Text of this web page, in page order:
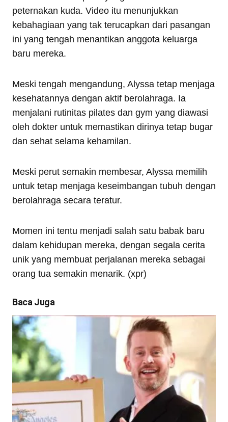
peternakan kuda. Video itu menunjukkan
kebahagiaan yang tak terucapkan dari pasangan
ini yang tengah menantikan anggota keluarga
baru mereka.
Meski tengah mengandung, Alyssa tetap menjaga
kesehatannya dengan aktif berolahraga. Ia
menjalani rutinitas pilates dan gym yang diawasi
oleh dokter untuk memastikan dirinya tetap bugar
dan sehat selama kehamilan.
Meski perut semakin membesar, Alyssa memilih
untuk tetap menjaga keseimbangan tubuh dengan
berolahraga secara teratur.
Momen ini tentu menjadi salah satu babak baru
dalam kehidupan mereka, dengan segala cerita
unik yang membuat perjalanan mereka sebagai
orang tua semakin menarik. (xpr)
Baca Juga